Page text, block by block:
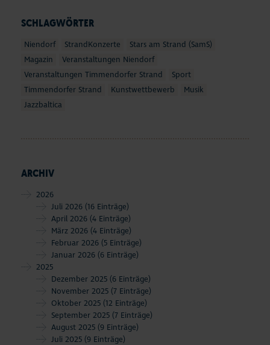
SCHLAGWÖRTER
Niendorf StrandKonzerte
Stars am Strand (SamS)
Magazin
Veranstaltungen Niendorf
Veranstaltungen Timmendorfer Strand
Sport
Timmendorfer Strand
Kunstwettbewerb
Musik
Jazzbaltica
ARCHIV
2026
Juli 2026 (16 Einträge)
April 2026 (4 Einträge)
März 2026 (4 Einträge)
Februar 2026 (5 Einträge)
Januar 2026 (6 Einträge)
2025
Dezember 2025 (6 Einträge)
November 2025 (7 Einträge)
Oktober 2025 (12 Einträge)
September 2025 (7 Einträge)
August 2025 (9 Einträge)
Juli 2025 (9 Einträge)